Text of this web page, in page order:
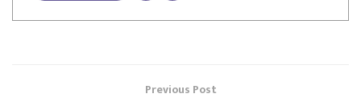
Previous Post